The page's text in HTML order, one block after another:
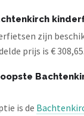
zijn
prijs is € 308,65.
is de